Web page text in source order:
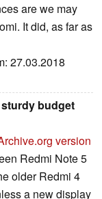
are we may
It did, as far as
27.03.2018
budget
version
Redmi Note 5
older Redmi 4
a new display